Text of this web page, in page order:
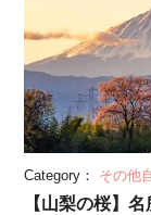
Category： その他
【山梨の桜】